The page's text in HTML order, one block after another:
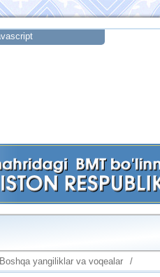
Boshqa yangiliklar va voqealar /